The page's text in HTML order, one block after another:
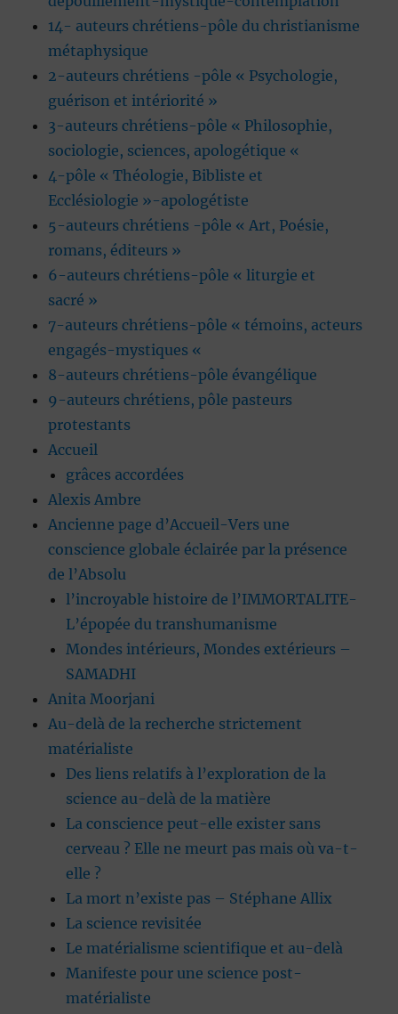
14- auteurs chrétiens-pôle du christianisme
métaphysique
2-auteurs chrétiens -pôle « Psychologie,
guérison et intériorité »
3-auteurs chrétiens-pôle « Philosophie,
sociologie, sciences, apologétique «
4-pôle « Théologie, Bibliste et
Ecclésiologie »-apologétiste
5-auteurs chrétiens -pôle « Art, Poésie,
romans, éditeurs »
6-auteurs chrétiens-pôle « liturgie et
sacré »
7-auteurs chrétiens-pôle « témoins, acteurs
engagés-mystiques «
8-auteurs chrétiens-pôle évangélique
9-auteurs chrétiens, pôle pasteurs
protestants
Accueil
grâces accordées
Alexis Ambre
Ancienne page d’Accueil-Vers une
conscience globale éclairée par la présence
de l’Absolu
l’incroyable histoire de l’IMMORTALITE-
L’épopée du transhumanisme
Mondes intérieurs, Mondes extérieurs –
SAMADHI
Anita Moorjani
Au-delà de la recherche strictement
matérialiste
Des liens relatifs à l’exploration de la
science au-delà de la matière
La conscience peut-elle exister sans
cerveau ? Elle ne meurt pas mais où va-t-
elle ?
La mort n’existe pas – Stéphane Allix
La science revisitée
Le matérialisme scientifique et au-delà
Manifeste pour une science post-
matérialiste